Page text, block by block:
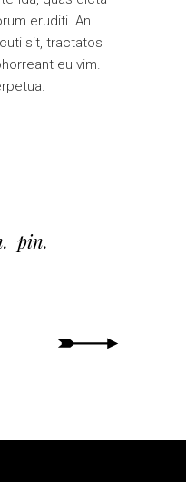
eruditi. An
sit, tractatos
eu vim.
pin